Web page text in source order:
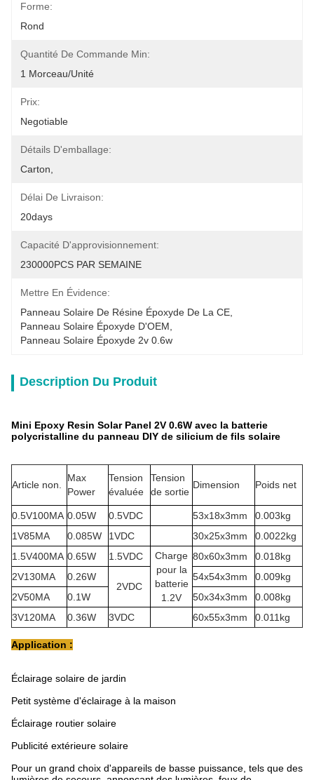
Forme:
Rond
Quantité De Commande Min:
1 Morceau/unité
Prix:
Negotiable
Détails D'emballage:
Carton,
Délai De Livraison:
20days
Capacité D'approvisionnement:
230000PCS PAR SEMAINE
Mettre En Évidence:
Panneau Solaire De Résine Époxyde De La CE
Panneau Solaire Époxyde D'OEM
Panneau Solaire Époxyde 2v 0.6w
Description Du Produit
Mini Epoxy Resin Solar Panel 2V 0.6W avec la batterie
polycristalline du panneau DIY de silicium de fils solaire
Article non.
Max
Power
Tension
évaluée
Tension
de sortie
Dimension Poids net
0.5V100MA 0.05W 0.5VDC 53x18x3mm
0.003kg
1V85MA
0.085W 1VDC 30x25x3mm
0.0022kg
1.5V400MA 0.65W 1.5VDC
Charge
pour la
batterie
1.2V
80x60x3mm
0.018kg
2V130MA
0.26W
2VDC
54x54x3mm
0.009kg
2V50MA
0.1W 50x34x3mm
0.008kg
3V120MA
0.36W 3VDC 60x55x3mm 0.011kg
Application :
Éclairage solaire de jardin
Petit système d'éclairage à la maison
Éclairage routier solaire
Publicité extérieure solaire
Pour un grand choix d'appareils de basse puissance, tels que des